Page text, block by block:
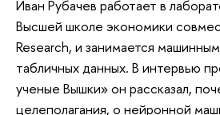
Иван Рубачев работает в
Высшей школе экономики
Research, и занимается
табличных данных. В интервью
ученые Вышки» он рассказал,
целеполагания, о нейронной